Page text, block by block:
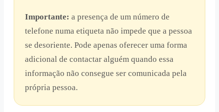
Importante: a presença de um número de
telefone numa etiqueta não impede que a pessoa
se desoriente. Pode apenas oferecer uma forma
adicional de contactar alguém quando essa
informação não consegue ser comunicada pela
própria pessoa.